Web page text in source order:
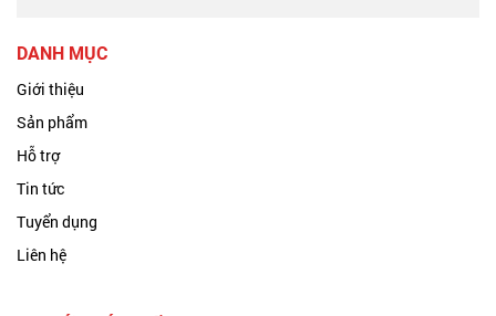
DANH MỤC
Giới thiệu
Sản phẩm
Hỗ trợ
Tin tức
Tuyển dụng
Liên hệ